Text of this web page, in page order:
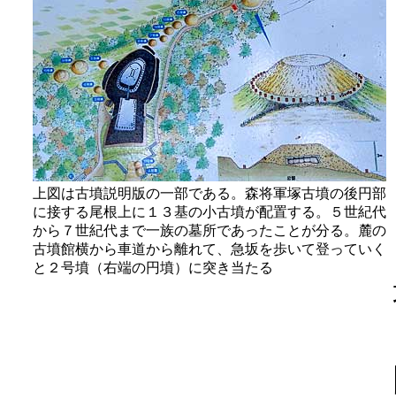
上図は古墳説明版の一部である。森将軍塚古墳の後円部
に接する尾根上に１３基の小古墳が配置する。５世紀代
から７世紀代まで一族の墓所であったことが分る。麓の
古墳館横から車道から離れて、急坂を歩いて登っていく
と２号墳（右端の円墳）に突き当たる